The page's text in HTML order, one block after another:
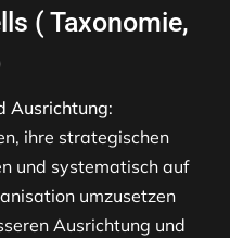
( Taxonomie,
Ausrichtung:
ihre strategischen
und systematisch auf
umzusetzen
Ausrichtung und